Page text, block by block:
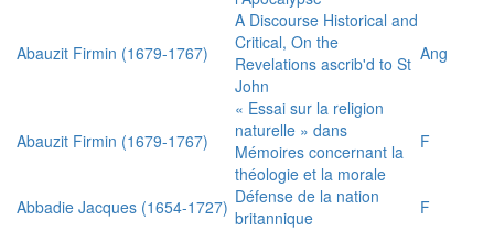
Abauzit Firmin (1679-1767)
A Discourse Historical and
Critical, On the
Revelations ascrib'd to St
John
Ang
Abauzit Firmin (1679-1767)
« Essai sur la religion
naturelle » dans
Mémoires concernant la
théologie et la morale
F
Abbadie Jacques (1654-1727) Défense de la nation
britannique
F